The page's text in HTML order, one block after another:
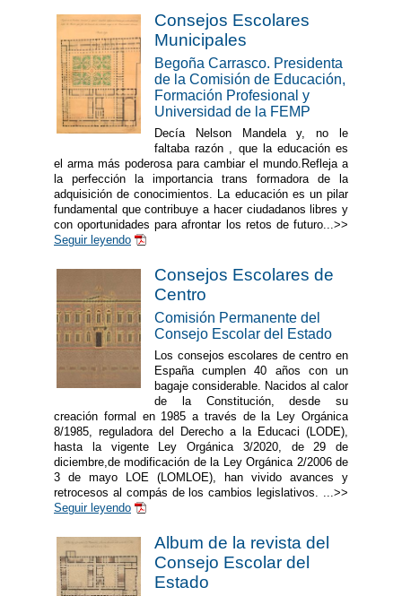
Consejos Escolares
Municipales
Begoña Carrasco. Presidenta
de la Comisión de Educación,
Formación Profesional y
Universidad de la FEMP
Decía Nelson Mandela y, no le
faltaba razón , que la educación es
el arma más poderosa para cambiar el mundo.Refleja a
la perfección la importancia trans formadora de la
adquisición de conocimientos. La educación es un pilar
fundamental que contribuye a hacer ciudadanos libres y
con oportunidades para afrontar los retos de futuro...>>
Seguir leyendo
Consejos Escolares de
Centro
Comisión Permanente del
Consejo Escolar del Estado
Los consejos escolares de centro en
España cumplen 40 años con un
bagaje considerable. Nacidos al calor
de la Constitución, desde su
creación formal en 1985 a través de la Ley Orgánica
8/1985, reguladora del Derecho a la Educaci (LODE),
hasta la vigente Ley Orgánica 3/2020, de 29 de
diciembre,de modificación de la Ley Orgánica 2/2006 de
3 de mayo LOE (LOMLOE), han vivido avances y
retrocesos al compás de los cambios legislativos. ...>>
Seguir leyendo
Album de la revista del
Consejo Escolar del
Estado